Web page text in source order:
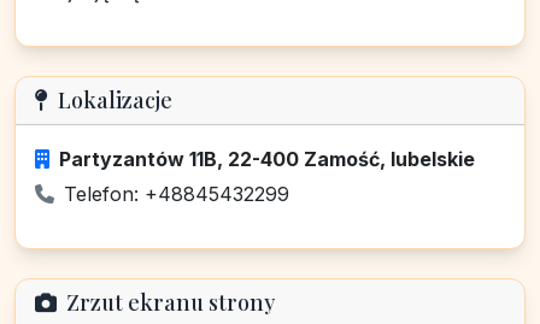
Lokalizacje
Partyzantów 11B, 22-400 Zamość, lubelskie
Telefon: +48845432299
Zrzut ekranu strony